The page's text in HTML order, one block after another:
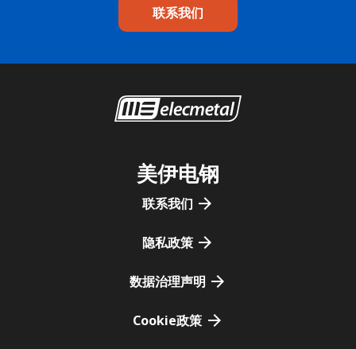
联系我们
美伊电钢
联系我们
隐私政策
数据治理声明
Cookie政策